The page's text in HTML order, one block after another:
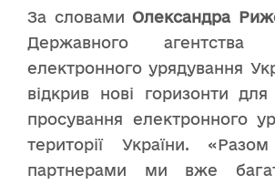
За словами Олександра
Державного
електронного урядування
відкрив нові горизонти
просування електронного
території України.
партнерами ми вже